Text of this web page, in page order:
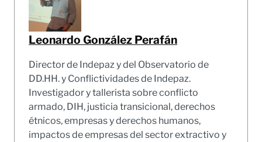
Leonardo González Perafán
Director de Indepaz y del Observatorio de
DD.HH. y Conflictividades de Indepaz.
Investigador y tallerista sobre conflicto
armado, DIH, justicia transicional, derechos
étnicos, empresas y derechos humanos,
impactos de empresas del sector extractivo y